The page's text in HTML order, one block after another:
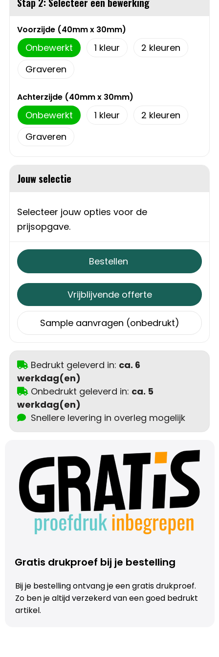
T-Shirts
Vesten
Schoenen
Gilets
Opbergtassen
Opvouwbare tassen
Papieren tassen
Picknicktassen en manden
Reistassen
Schoudertassen
Sporttassen
Strandtassen
Toilettassen
Waterbestendige tassen
Autotassen
Golftassen
Collegetassen
Trolleys
Aktetassen
Schoenentassen
Promotietassen
Goodiebags
Voorzijde (40mm x 30mm)
Onbewerkt 1
2
Graveren
Achterzijde (40mm x 30mm)
Onbewerkt 1
2
Graveren
Jouw selectie
Selecteer jouw opties voor de
prijsopgave.
Bestellen
Vrijblijvende offerte
Sample aanvragen (onbedrukt)
Bedrukt geleverd in: ca. 6
werkdag(en)
Onbedrukt geleverd in: ca. 5
werkdag(en)
Snellere levering in overleg mogelijk
Gratis drukproef bij je bestelling
Bij je bestelling ontvang je een gratis drukproef.
Zo ben je altijd verzekerd van een goed bedrukt
artikel.